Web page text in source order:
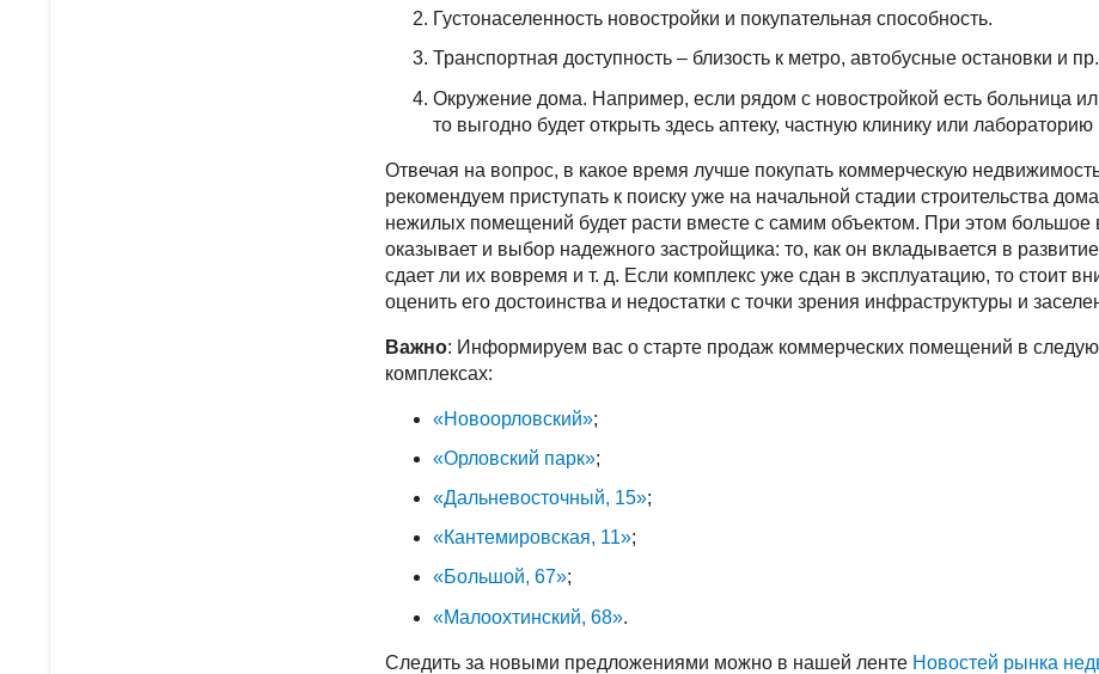
Густонаселенность новостройки и покупательная способность.
Транспортная доступность – близость к метро, автобусные остановки и пр.
Окружение дома. Например, если рядом с новостройкой есть больница
то выгодно будет открыть здесь аптеку, частную клинику или лабораторию
Отвечая на вопрос, в какое время лучше покупать коммерческую
рекомендуем приступать к поиску уже на начальной стадии строительства
нежилых помещений будет расти вместе с самим объектом. При этом большое
оказывает и выбор надежного застройщика: то, как он вкладывается в
сдает ли их вовремя и т. д. Если комплекс уже сдан в эксплуатацию, то стоит
оценить его достоинства и недостатки с точки зрения инфраструктуры и
Важно: Информируем вас о старте продаж коммерческих помещений в
комплексах:
«Новоорловский»;
«Орловский парк»;
«Дальневосточный, 15»;
«Кантемировская, 11»;
«Большой, 67»;
«Малоохтинский, 68».
Следить за новыми предложениями можно в нашей ленте Новостей рынка